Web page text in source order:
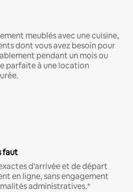
meublés avec une cuisine,
dont vous avez besoin pour
pendant un mois ou
parfaite à une location
faut
d'arrivée et de départ
en ligne, sans engagement
administratives.*